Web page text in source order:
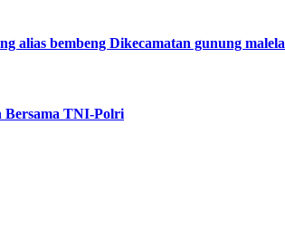
alias bembeng Dikecamatan gunung malela
Bersama TNI-Polri